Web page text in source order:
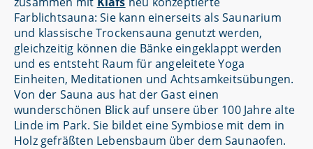
Farblichtsauna: Sie kann einerseits als Saunarium
und klassische Trockensauna genutzt werden,
gleichzeitig können die Bänke eingeklappt werden
und es entsteht Raum für angeleitete Yoga
Einheiten, Meditationen und Achtsamkeitsübungen.
Von der Sauna aus hat der Gast einen
wunderschönen Blick auf unsere über 100 Jahre alte
Linde im Park. Sie bildet eine Symbiose mit dem in
Holz gefräßten Lebensbaum über dem Saunaofen.